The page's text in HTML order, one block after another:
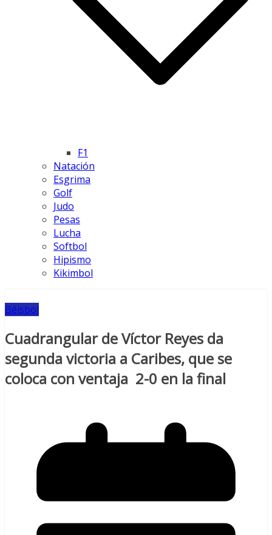
F1
Natación
Esgrima
Golf
Judo
Pesas
Lucha
Softbol
Hipismo
Kikimbol
Béisbol
Cuadrangular de Víctor Reyes da
segunda victoria a Caribes, que se
coloca con ventaja 2-0 en la final